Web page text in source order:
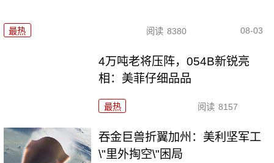
最热 阅读 8380 08-03
4万吨老将压阵，054B新锐亮
相：美菲仔细品品
最热 阅读 8157
吞金巨兽折翼加州：美利坚军工
\"里外掏空\"困局